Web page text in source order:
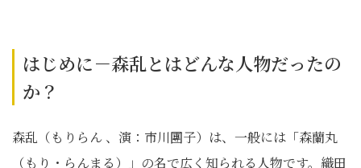
はじめに－森乱とはどんな人物だったの
か？
森乱（もりらん 、演：市川團子）は、一般には「森蘭丸
（もり・らんまる）」の名で広く知られる人物です。織田